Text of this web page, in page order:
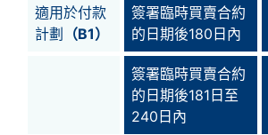
適用於付款
計劃 （B1）
簽署臨時買賣合約
的日期後180日內
簽署臨時買賣合約
的日期後181日至
240日內